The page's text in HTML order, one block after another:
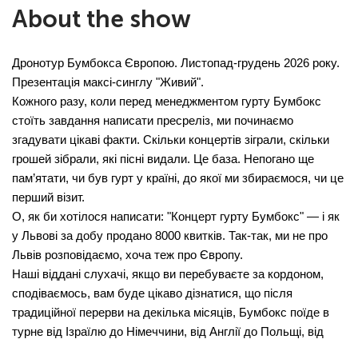
About the show
Дронотур Бумбокса Європою. Листопад-грудень 2026 року.
Презентація максі-синглу "Живий".
Кожного разу, коли перед менеджментом гурту Бумбокс
стоїть завдання написати пресреліз, ми починаємо
згадувати цікаві факти. Скільки концертів зіграли, скільки
грошей зібрали, які пісні видали. Це база. Непогано ще
пам’ятати, чи був гурт у країні, до якої ми збираємося, чи це
перший візит.
О, як би хотілося написати: "Концерт гурту Бумбокс" — і як
у Львові за добу продано 8000 квитків. Так-так, ми не про
Львів розповідаємо, хоча теж про Європу.
Наші віддані слухачі, якщо ви перебуваєте за кордоном,
сподіваємось, вам буде цікаво дізнатися, що після
традиційної перерви на декілька місяців, Бумбокс поїде в
турне від Ізраїлю до Німеччини, від Англії до Польщі, від